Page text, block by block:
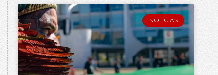
NOTÍCIAS